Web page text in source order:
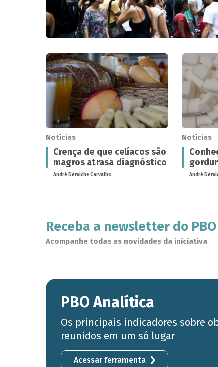
Notícias
Crença de que celíacos são
magros atrasa diagnóstico
André Derviche Carvalho
Notícias
André
Receba a newsletter do PBO
Acompanhe todas as novidades da iniciativa
PBO Analítica
Os principais indicadores sobre
reunidos em um só lugar
Acessar ferramenta